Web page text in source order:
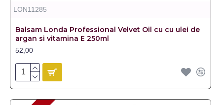
LON11285
Balsam Londa Professional Velvet Oil cu cu ulei de
argan si vitamina E 250ml
52,00